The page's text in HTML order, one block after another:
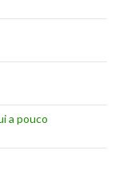
a pouco